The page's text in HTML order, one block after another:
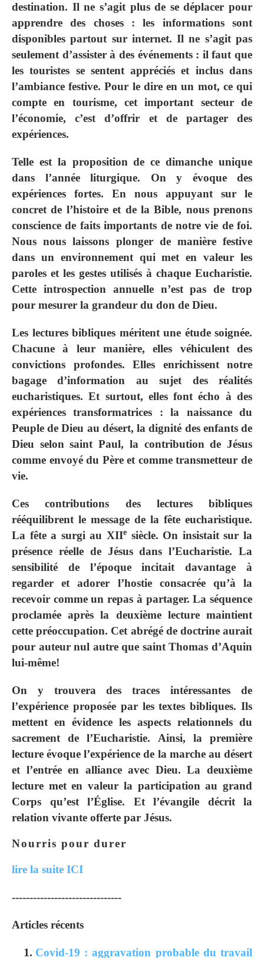
destination. Il ne s’agit plus de se déplacer pour
apprendre des choses : les informations sont
disponibles partout sur internet. Il ne s’agit pas
seulement d’assister à des événements : il faut que
les touristes se sentent appréciés et inclus dans
l’ambiance festive. Pour le dire en un mot, ce qui
compte en tourisme, cet important secteur de
l’économie, c’est d’offrir et de partager des
expériences.
Telle est la proposition de ce dimanche unique
dans l’année liturgique. On y évoque des
expériences fortes. En nous appuyant sur le
concret de l’histoire et de la Bible, nous prenons
conscience de faits importants de notre vie de foi.
Nous nous laissons plonger de manière festive
dans un environnement qui met en valeur les
paroles et les gestes utilisés à chaque Eucharistie.
Cette introspection annuelle n’est pas de trop
pour mesurer la grandeur du don de Dieu.
Les lectures bibliques méritent une étude soignée.
Chacune à leur manière, elles véhiculent des
convictions profondes. Elles enrichissent notre
bagage d’information au sujet des réalités
eucharistiques. Et surtout, elles font écho à des
expériences transformatrices : la naissance du
Peuple de Dieu au désert, la dignité des enfants de
Dieu selon saint Paul, la contribution de Jésus
comme envoyé du Père et comme transmetteur de
vie.
Ces contributions des lectures bibliques
rééquilibrent le message de la fête eucharistique.
La fête a surgi au XIIe siècle. On insistait sur la
présence réelle de Jésus dans l’Eucharistie. La
sensibilité de l’époque incitait davantage à
regarder et adorer l’hostie consacrée qu’à la
recevoir comme un repas à partager. La séquence
proclamée après la deuxième lecture maintient
cette préoccupation. Cet abrégé de doctrine aurait
pour auteur nul autre que saint Thomas d’Aquin
lui-même!
On y trouvera des traces intéressantes de
l’expérience proposée par les textes bibliques. Ils
mettent en évidence les aspects relationnels du
sacrement de l’Eucharistie. Ainsi, la première
lecture évoque l’expérience de la marche au désert
et l’entrée en alliance avec Dieu. La deuxième
lecture met en valeur la participation au grand
Corps qu’est l’Église. Et l’évangile décrit la
relation vivante offerte par Jésus.
Nourris pour durer
lire la suite ICI
-------------------------------
Articles récents
Covid-19 : aggravation probable du travail